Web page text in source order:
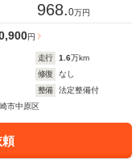
968.0万円
円
走行 1.6万km
修復
なし
整備
法定整備付
市中原区